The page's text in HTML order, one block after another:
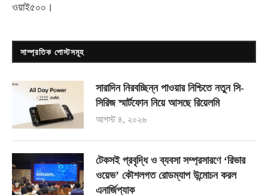
ওয়াই৫০০ ।
সাম্প্রতিক পোস্টসমূহ
সারাদিন নিরবচ্ছিন্ন পাওয়ার নিশ্চিতে নতুন সি-
সিরিজ স্মার্টফোন নিয়ে আসছে রিয়েলমি
আগস্ট ৪, ২০২৬
টেকসই প্রবৃদ্ধি ও ব্যবসা সম্প্রসারণে ‘রিভার
ওয়েভ’ কৌশলগত রোডম্যাপ উন্মোচন করল
এনার্জিপ্যাক